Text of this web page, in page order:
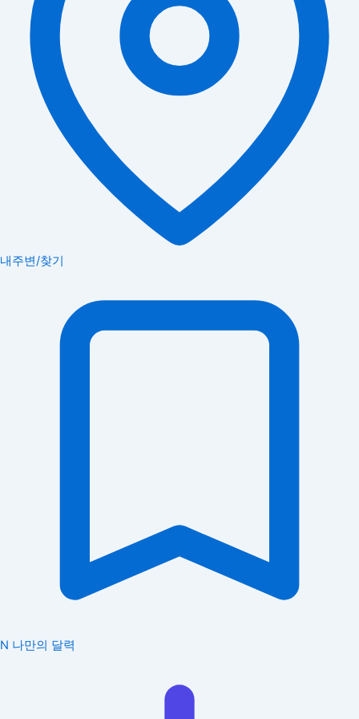
내주변/찾기
N 나만의 달력